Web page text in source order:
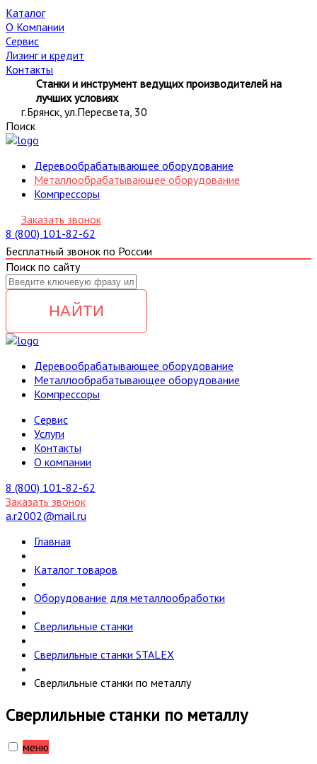
Каталог
О Компании
Сервис
Лизинг и кредит
Контакты
Станки и инструмент ведущих производителей на
лучших условиях
г.Брянск, ул.Пересвета, 30
Поиск
Деревообрабатывающее оборудование
Металлообрабатывающее оборудование
Компрессоры
Заказать звонок
8 (800) 101-82-62
Бесплатный звонок по России
Поиск по сайту
НАЙТИ
Деревообрабатывающее оборудование
Металлообрабатывающее оборудование
Компрессоры
Cервис
Услуги
Контакты
О компании
8 (800) 101-82-62
Заказать звонок
a.r2002@mail.ru
Главная
Каталог товаров
Оборудование для металлообработки
Сверлильные станки
Сверлильные станки STALEX
Сверлильные станки по металлу
Сверлильные станки по металлу
меню